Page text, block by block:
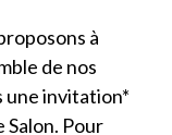
à
de nos
une invitation*
Salon. Pour